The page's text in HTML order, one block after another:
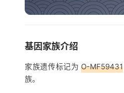
基因家族介绍
家族遗传标记为O-MF59431
族。